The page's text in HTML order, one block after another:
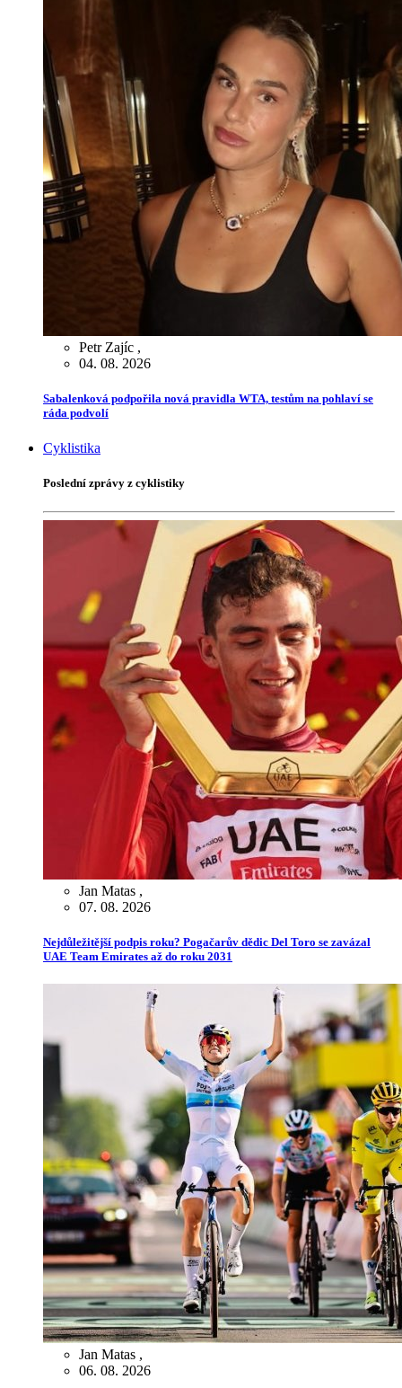
Petr Zajíc ,
04. 08. 2026
Sabalenková podpořila nová pravidla WTA, testům na pohlaví se
ráda podvolí
Cyklistika
Poslední zprávy z cyklistiky
Jan Matas ,
07. 08. 2026
Nejdůležitější podpis roku? Pogačarův dědic Del Toro se zavázal
UAE Team Emirates až do roku 2031
Jan Matas ,
06. 08. 2026